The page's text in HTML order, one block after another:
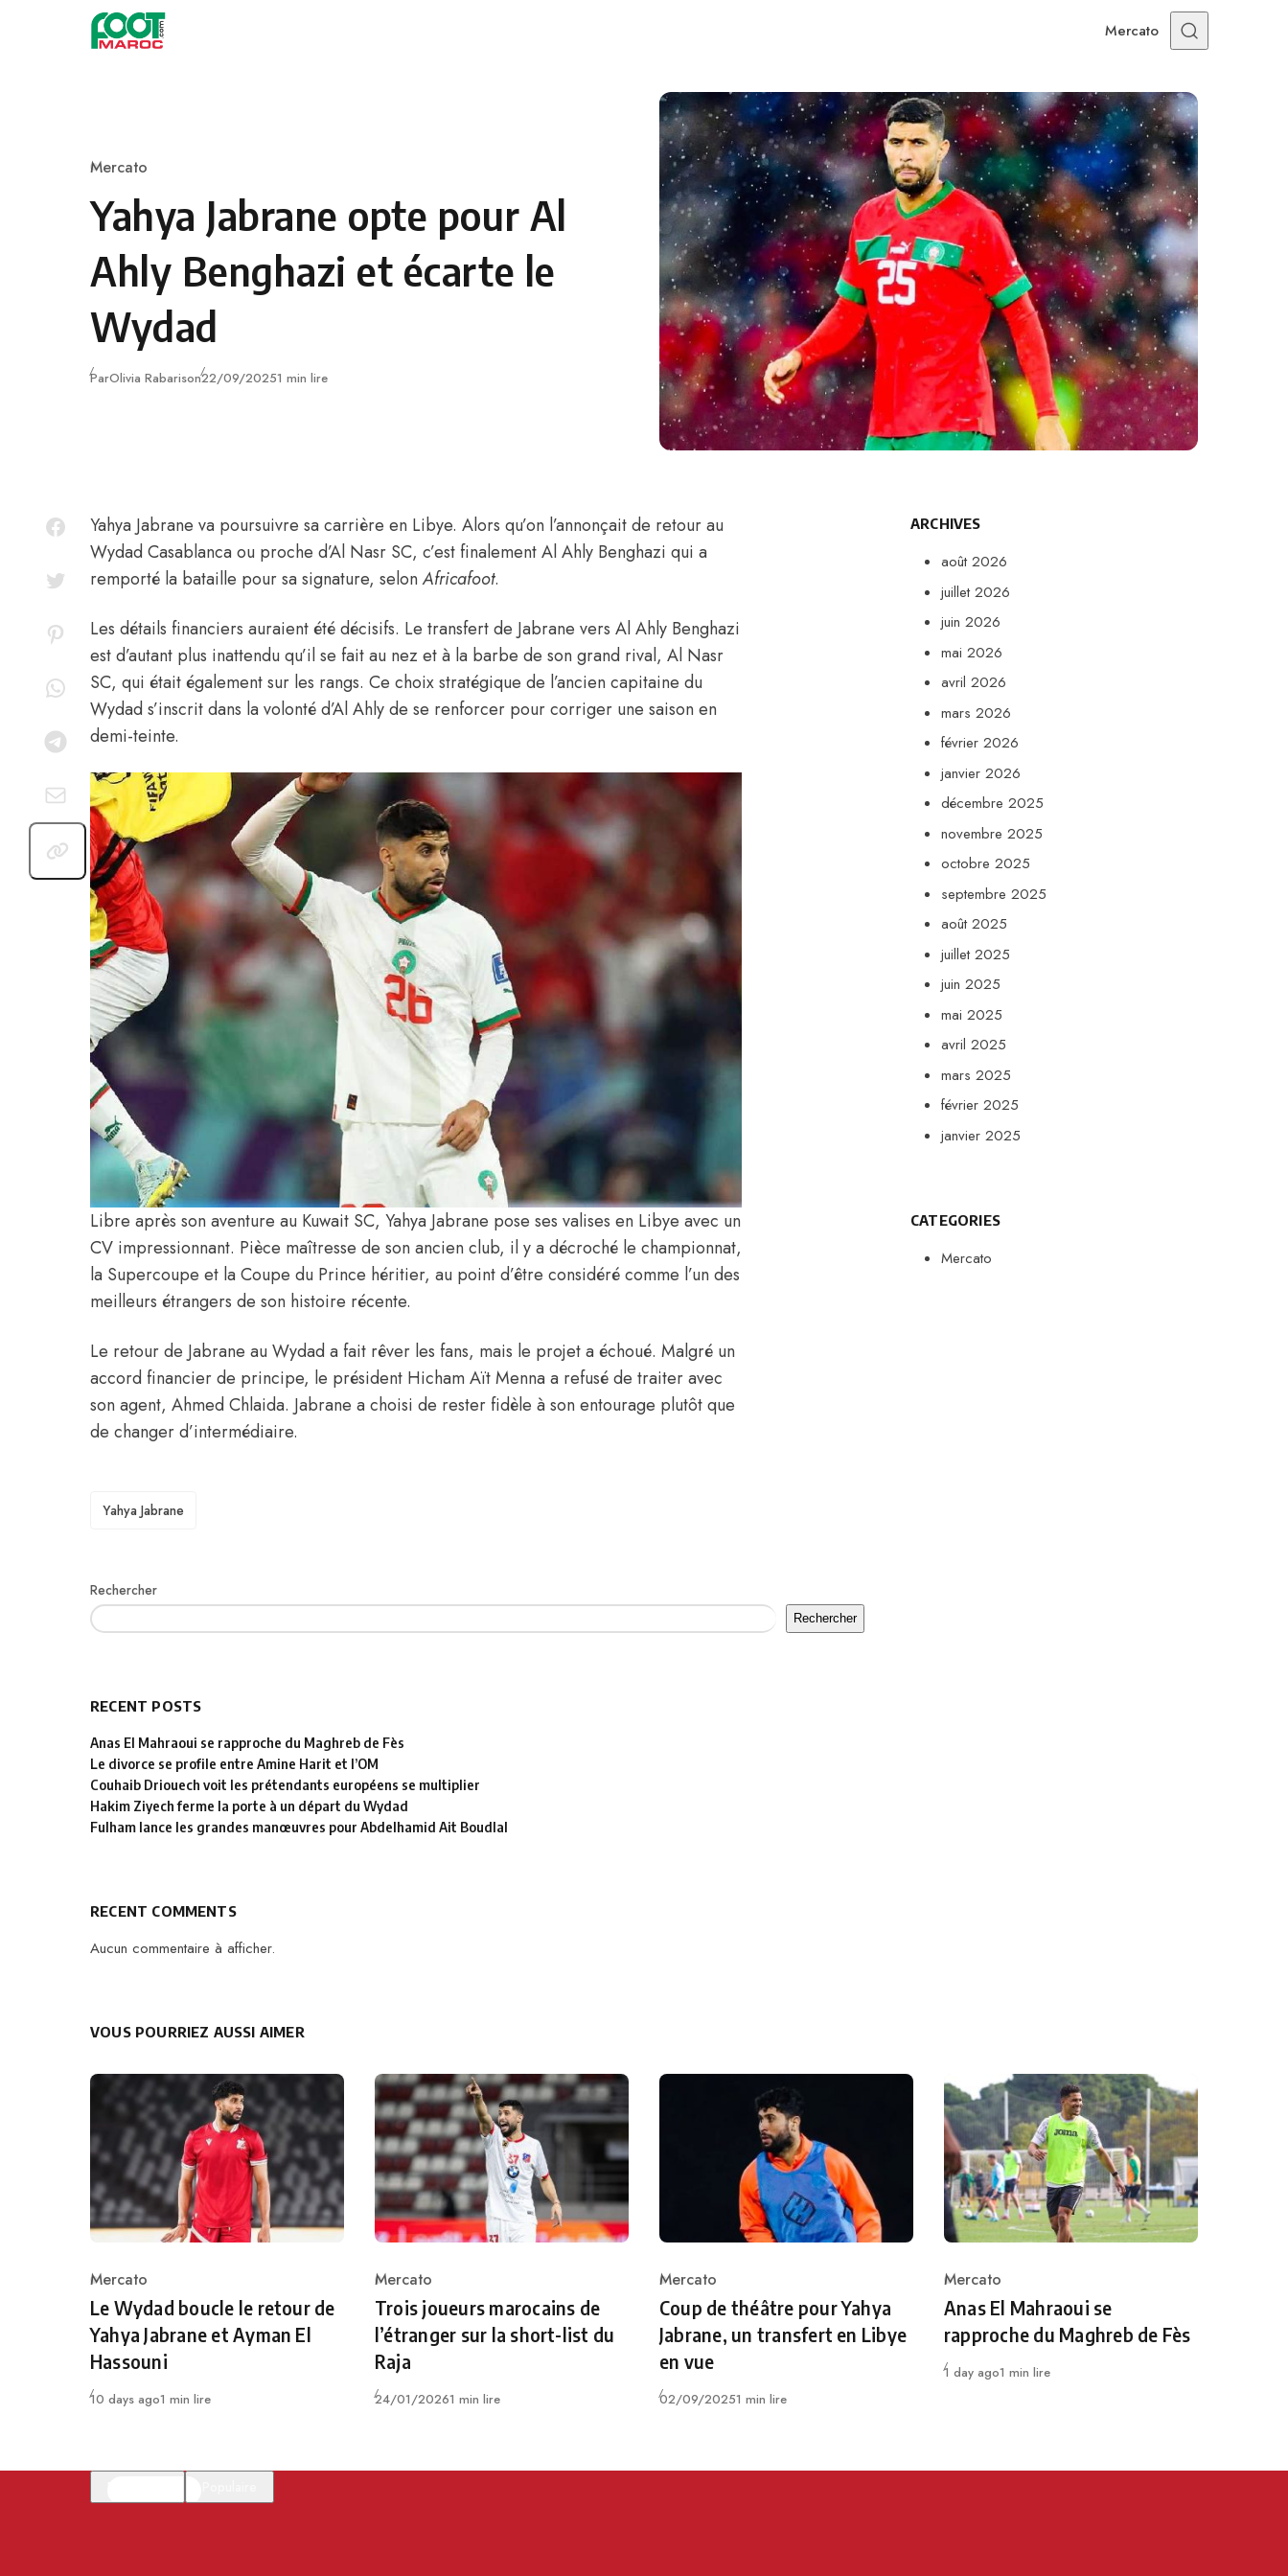
Skip to content
Mercato
Category
Mercato
Yahya Jabrane opte pour Al
Ahly Benghazi et écarte le
Wydad
ParOlivia RabarisonPublié
22/09/20251 min lire
Yahya Jabrane va poursuivre sa carrière en Libye. Alors qu’on l’annonçait de retour au
Wydad Casablanca ou proche d’Al Nasr SC, c’est finalement Al Ahly Benghazi qui a
remporté la bataille pour sa signature, selonAfricafoot.
Les détails financiers auraient été décisifs. Le transfert de Jabrane vers Al Ahly Benghazi
est d’autant plus inattendu qu’il se fait au nez et à la barbe de son grand rival, Al Nasr
SC, qui était également sur les rangs. Ce choix stratégique de l’ancien capitaine du
Wydad s’inscrit dans la volonté d’Al Ahly de se renforcer pour corriger une saison en
demi-teinte.
Libre après son aventure au Kuwait SC, Yahya Jabrane pose ses valises en Libye avec un
CV impressionnant. Pièce maîtresse de son ancien club, il y a décroché le championnat,
la Supercoupe et la Coupe du Prince héritier, au point d’être considéré comme l’un des
meilleurs étrangers de son histoire récente.
Le retour de Jabrane au Wydad a fait rêver les fans, mais le projet a échoué. Malgré un
accord financier de principe, le président Hicham Aït Menna a refusé de traiter avec
son agent, Ahmed Chlaida. Jabrane a choisi de rester fidèle à son entourage plutôt que
de changer d’intermédiaire.
TAGS
Yahya Jabrane
Rechercher
Rechercher
RECENT POSTS
Anas El Mahraoui se rapproche du Maghreb de Fès
Le divorce se profile entre Amine Harit et l’OM
Couhaib Driouech voit les prétendants européens se multiplier
Hakim Ziyech ferme la porte à un départ du Wydad
Fulham lance les grandes manœuvres pour Abdelhamid Ait Boudlal
RECENT COMMENTS
Aucun commentaire à afficher.
ARCHIVES
août 2026
juillet 2026
juin 2026
mai 2026
avril 2026
mars 2026
février 2026
janvier 2026
décembre 2025
novembre 2025
octobre 2025
septembre 2025
août 2025
juillet 2025
juin 2025
mai 2025
avril 2025
mars 2025
février 2025
janvier 2025
CATEGORIES
Mercato
VOUS POURRIEZ AUSSI AIMER
Category
Mercato
Le Wydad boucle le retour de
Yahya Jabrane et Ayman El
Hassouni
Publié
10 days ago1 min lire
Category
Mercato
Trois joueurs marocains de
l’étranger sur la short-list du
Raja
Publié
24/01/20261 min lire
Category
Mercato
Coup de théâtre pour Yahya
Jabrane, un transfert en Libye
en vue
Publié
02/09/20251 min lire
Category
Mercato
Anas El Mahraoui se
rapproche du Maghreb de Fès
Publié
1 day ago1 min lire